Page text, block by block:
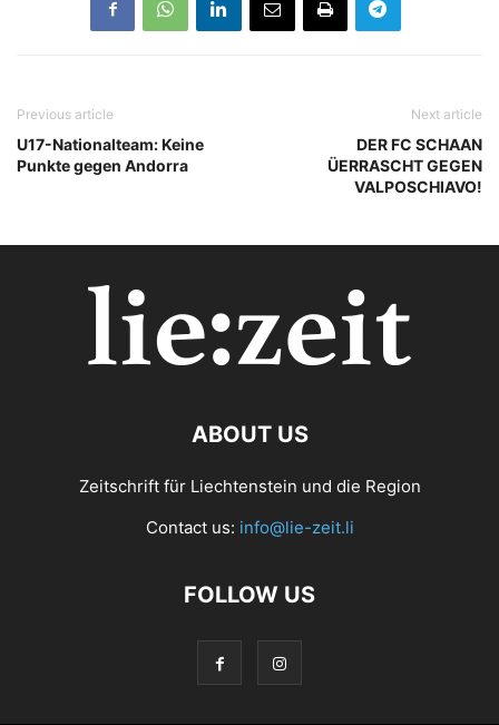
Previous article
U17-Nationalteam: Keine
Punkte gegen Andorra
Next article
DER FC SCHAAN
ÜERRASCHT GEGEN
VALPOSCHIAVO!
ABOUT US
Zeitschrift für Liechtenstein und die Region
Contact us: info@lie-zeit.li
FOLLOW US